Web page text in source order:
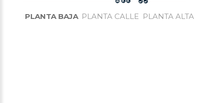
PLANTA BAJA PLANTA CALLE PLANTA ALTA